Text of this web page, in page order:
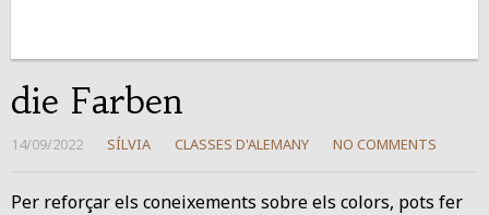
die Farben
14/09/2022 SÍLVIA CLASSES D'ALEMANY NO COMMENTS
Per reforçar els coneixements sobre els colors, pots fer